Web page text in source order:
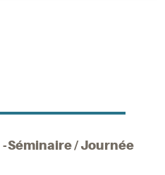
Séminaire / Journée